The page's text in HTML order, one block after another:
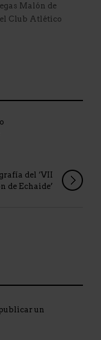
Malón de
Club Atlético
del ‘VII
de Echaide’
un